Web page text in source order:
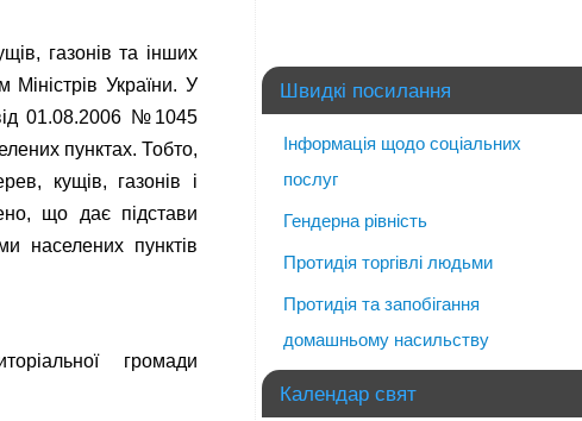
газонів та інших
України. У
від 01.08.2006 №1045
пунктах. Тобто,
кущів, газонів і
що дає підстави
населених пунктів
громади
Швидкі посилання
Інформація щодо соціальних
послуг
Гендерна рівність
Протидія торгівлі людьми
Протидія та запобігання
домашньому насильству
Календар свят